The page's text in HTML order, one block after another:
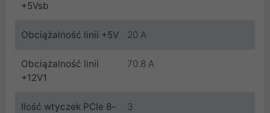
+5Vsb
Obciążalność linii +5V 20 A
Obciążalność linii
+12V1
70.8 A
Ilość wtyczek PCIe 8-
3